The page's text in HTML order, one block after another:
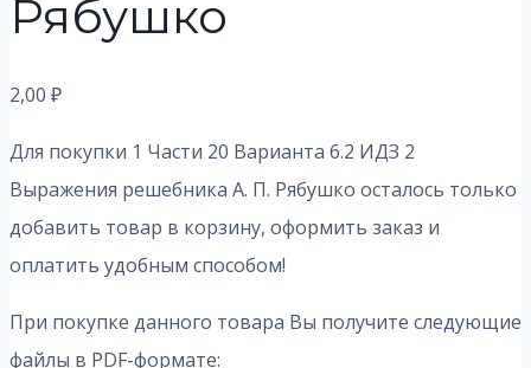
Рябушко
2,00 ₽
Для покупки 1 Части 20 Варианта 6.2 ИДЗ 2
Выражения решебника А. П. Рябушко осталось только
добавить товар в корзину, оформить заказ и
оплатить удобным способом!
При покупке данного товара Вы получите следующие
файлы в PDF-формате: